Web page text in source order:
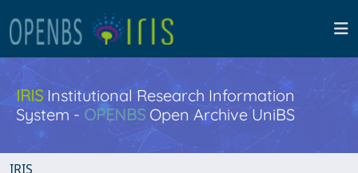
IRISInstitutional Research Information
System - OPENBS Open Archive UniBS
IRIS